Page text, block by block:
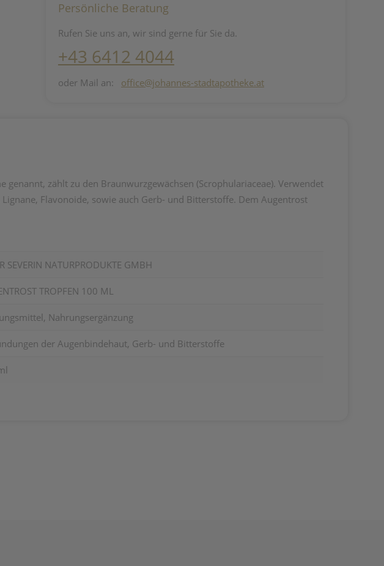
Persönliche Beratung
Rufen Sie uns an, wir sind gerne für Sie da.
+43 6412 4044
oder Mail an: office@johannes-stadtapotheke.at
zählt zu den Braunwurzgewächsen (Scrophulariaceae). Verwendet
Flavonoide, sowie auch Gerb- und Bitterstoffe. Dem Augentrost
SEVERIN NATURPRODUKTE GMBH
TROPFEN 100 ML
Nahrungsergänzung
der Augenbindehaut, Gerb- und Bitterstoffe